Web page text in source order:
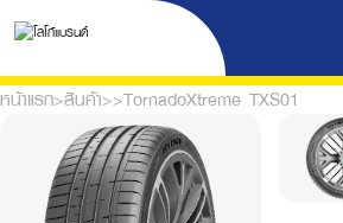
หน้าแรก>สินค้า>>TornadoXtreme TXS01